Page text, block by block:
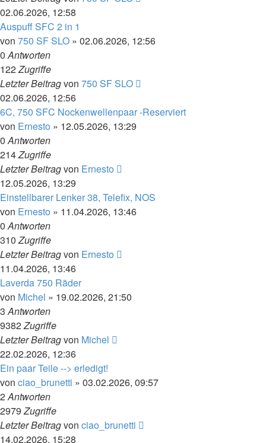
02.06.2026, 12:58
Auspuff SFC 2 in 1
von 750 SF SLO » 02.06.2026, 12:56
0Antworten
122Zugriffe
Letzter Beitragvon 750 SF SLO
02.06.2026, 12:56
6C, 750 SFC Nockenwellenpaar -Reserviert
von Ernesto » 12.05.2026, 13:29
0Antworten
214Zugriffe
Letzter Beitragvon Ernesto
12.05.2026, 13:29
Einstellbarer Lenker 38, Telefix, NOS
von Ernesto » 11.04.2026, 13:46
0Antworten
310Zugriffe
Letzter Beitragvon Ernesto
11.04.2026, 13:46
Laverda 750 Räder
von Michel » 19.02.2026, 21:50
3Antworten
9382Zugriffe
Letzter Beitragvon Michel
22.02.2026, 12:36
Ein paar Teile --> erledigt!
von ciao_brunetti » 03.02.2026, 09:57
2Antworten
2979Zugriffe
Letzter Beitragvon ciao_brunetti
14.02.2026, 15:28